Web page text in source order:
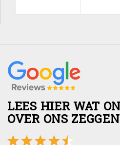
LEES HIER WAT
OVER ONS